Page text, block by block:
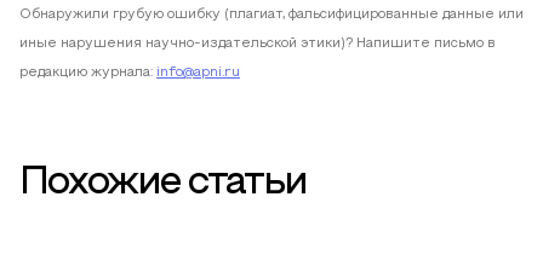
Обнаружили грубую ошибку (плагиат, фальсифицированные данные или
иные нарушения научно-издательской этики)? Напишите письмо в
редакцию журнала: info@apni.ru
Похожие статьи